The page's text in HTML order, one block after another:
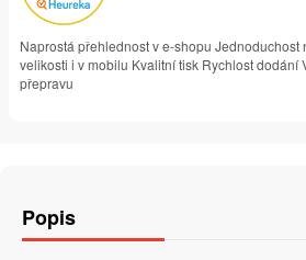
Naprostá přehlednost v e-shopu Jednoduchost
velikosti i v mobilu Kvalitní tisk Rychlost dodání
přepravu
Popis